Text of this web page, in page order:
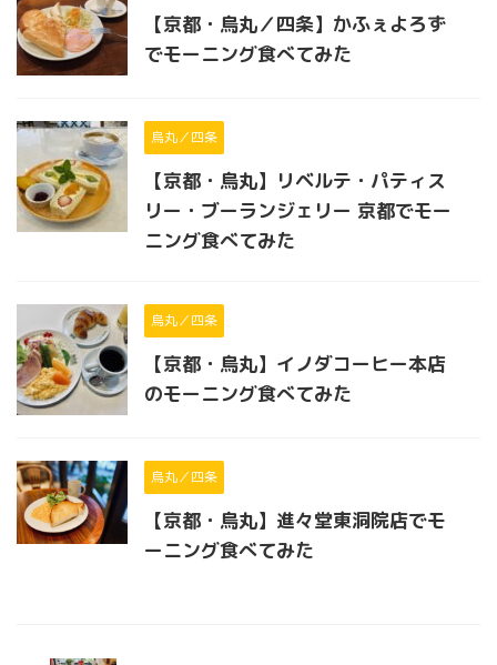
【京都・烏丸／四条】かふぇよろず
でモーニング食べてみた
烏丸／四条
【京都・烏丸】リベルテ・パティス
リー・ブーランジェリー 京都でモー
ニング食べてみた
烏丸／四条
【京都・烏丸】イノダコーヒー本店
のモーニング食べてみた
烏丸／四条
【京都・烏丸】進々堂東洞院店でモ
ーニング食べてみた